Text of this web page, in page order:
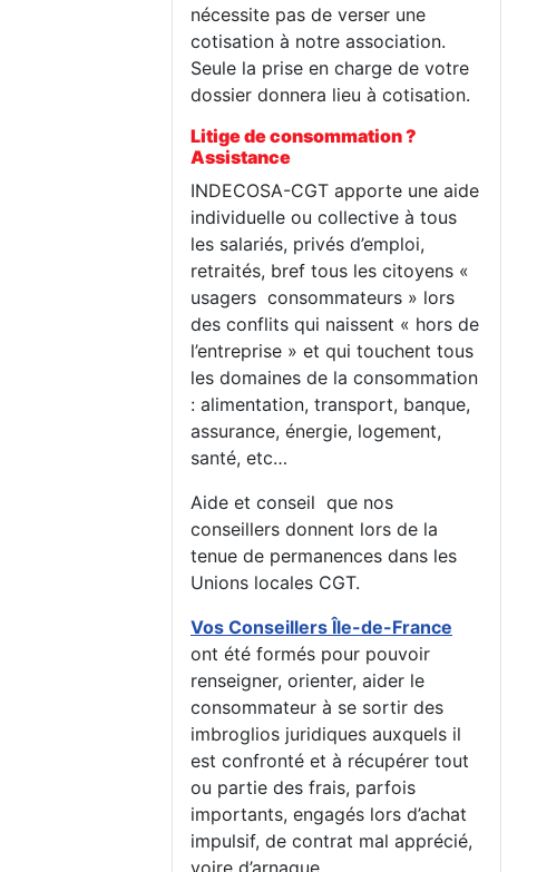
nécessite pas de verser une
cotisation à notre association.
Seule la prise en charge de votre
dossier donnera lieu à cotisation.
Litige de consommation ?
Assistance
INDECOSA-CGT apporte une aide
individuelle ou collective à tous
les salariés, privés d’emploi,
retraités, bref tous les citoyens «
usagers consommateurs » lors
des conflits qui naissent « hors de
l’entreprise » et qui touchent tous
les domaines de la consommation
: alimentation, transport, banque,
assurance, énergie, logement,
santé, etc…
Aide et conseil que nos
conseillers donnent lors de la
tenue de permanences dans les
Unions locales CGT.
Vos Conseillers Île-de-France
ont été formés pour pouvoir
renseigner, orienter, aider le
consommateur à se sortir des
imbroglios juridiques auxquels il
est confronté et à récupérer tout
ou partie des frais, parfois
importants, engagés lors d’achat
impulsif, de contrat mal apprécié,
voire d’arnaque.